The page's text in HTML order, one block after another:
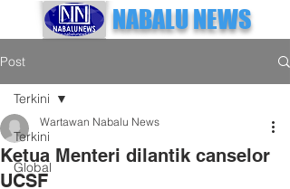
NABALU NEWS
Post
Terkini
Global
Terkini
Ketua Menteri dilantik canselor
UCSF
Wartawan Nabalu News